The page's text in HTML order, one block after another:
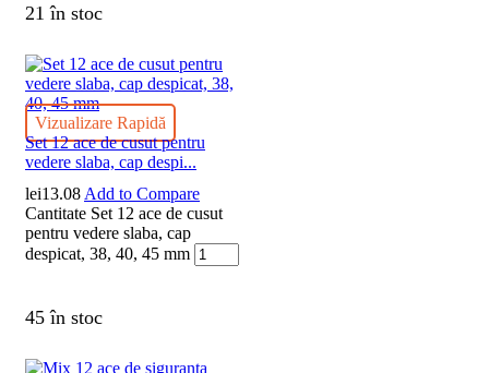
21 în stoc
Vizualizare Rapidă
Set 12 ace de cusut pentru
vedere slaba, cap despi...
lei13.08 Add to Compare
Cantitate Set 12 ace de cusut
pentru vedere slaba, cap
despicat, 38, 40, 45 mm
45 în stoc